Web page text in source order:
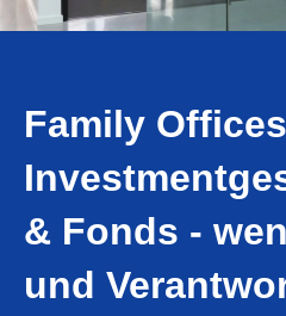
Family
& Fonds -
und